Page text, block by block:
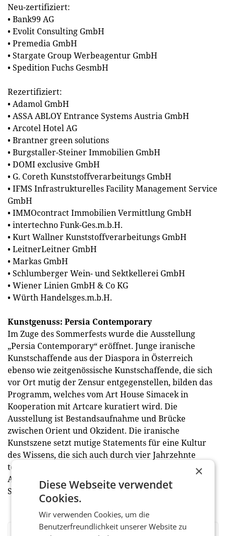
Neu-zertifiziert:
• Bank99 AG
• Evolit Consulting GmbH
• Premedia GmbH
• Stargate Group Werbeagentur GmbH
• Spedition Fuchs GesmbH
Rezertifiziert:
• Adamol GmbH
• ASSA ABLOY Entrance Systems Austria GmbH
• Arcotel Hotel AG
• Brantner green solutions
• Burgstaller-Steiner Immobilien GmbH
• DOMI exclusive GmbH
• G. Coreth Kunststoffverarbeitungs GmbH
• IFMS Infrastrukturelles Facility Management Service
GmbH
• IMMOcontract Immobilien Vermittlung GmbH
• intertechno Funk-Ges.m.b.H.
• Kurt Wallner Kunststoffverarbeitungs GmbH
• LeitnerLeitner GmbH
• Markas GmbH
• Schlumberger Wein- und Sektkellerei GmbH
• Wiener Linien GmbH & Co KG
• Würth Handelsges.m.b.H.
Kunstgenuss: Persia Contemporary
Im Zuge des Sommerfests wurde die Ausstellung
„Persia Contemporary“ eröffnet. Junge iranische
Kunstschaffende aus der Diaspora in Österreich
ebenso wie zeitgenössische Kunstschaffende, die sich
vor Ort mutig der Zensur entgegenstellen, bilden das
Programm, welches vom Art House Simacek in
Kooperation mit Artcare kuratiert wird. Die
Ausstellung ist Bestandsaufnahme und Brücke
zwischen Orient und Okzident. Die iranische
Kunstszene setzt mutige Statements für eine Kultur
des Wissens, die sich auch durch vier Jahrzehnte
totalitäre Herrschaft nicht ausradieren lässt. Die
Ausstellung ist noch inklusive September 2024 im
Schlumberger Art Floor in 1190 Wien zu besichtigen.
×
Diese Webseite verwendet
Cookies.
Wir verwenden Cookies, um die
Benutzerfreundlichkeit unserer Website zu